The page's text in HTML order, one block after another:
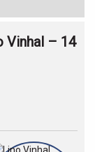
Vinhal – 14